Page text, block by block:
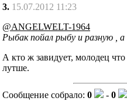
3. 15.07.2012 11:23
@ANGELWELT-1964
Рыбак пойал рыбу и разную ,
А кто ж завидует, молодец
лутше.
Сообщение собрало: 0 - 0